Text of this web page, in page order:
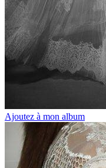
Ajoutez à mon album